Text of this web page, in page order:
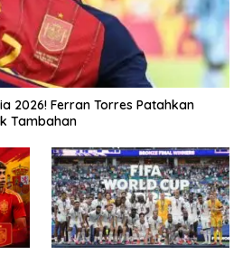
2026! Ferran Torres Patahkan
Tambahan